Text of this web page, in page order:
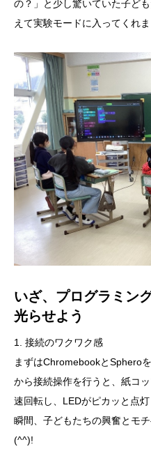
の？」と少し驚いていた子ど
えて実験モードに入ってくれま
いざ、プログラミン
光らせよう
1. 接続のワクワク感
まずはChromebookとSphero
から接続操作を行うと、紙コ
速回転し、LEDがピカッと点
瞬間、子どもたちの興奮とモ
(^^)!